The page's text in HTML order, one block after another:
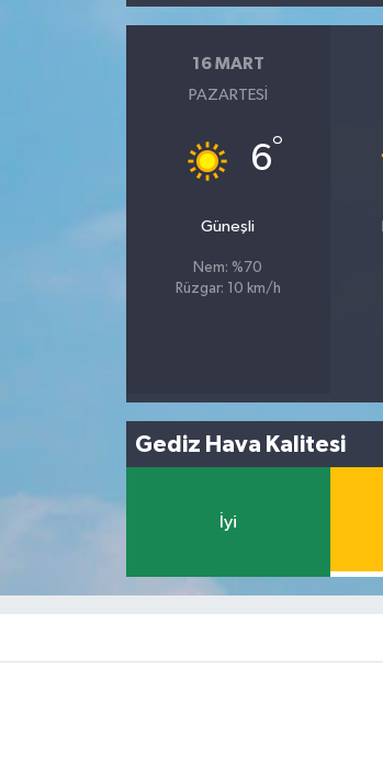
16 MART
PAZARTESI
6°
Güneşli
Nem: %70
Rüzgar: 10 km/h
Gediz Hava Kalitesi
İyi